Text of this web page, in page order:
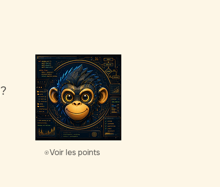
Voir les points